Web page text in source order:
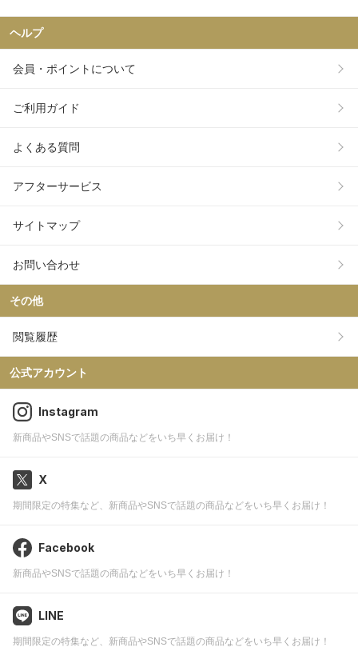
ヘルプ
会員・ポイントについて
ご利用ガイド
よくある質問
アフターサービス
サイトマップ
お問い合わせ
その他
閲覧履歴
公式アカウント
Instagram
新商品やSNSで話題の商品などをいち早くお届け！
X
期間限定の特集など、新商品やSNSで話題の商品などをいち早くお届け！
Facebook
新商品やSNSで話題の商品などをいち早くお届け！
LINE
期間限定の特集など、新商品やSNSで話題の商品などをいち早くお届け！